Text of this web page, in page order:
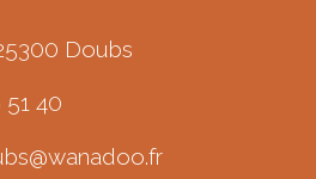
Doubs
51 40